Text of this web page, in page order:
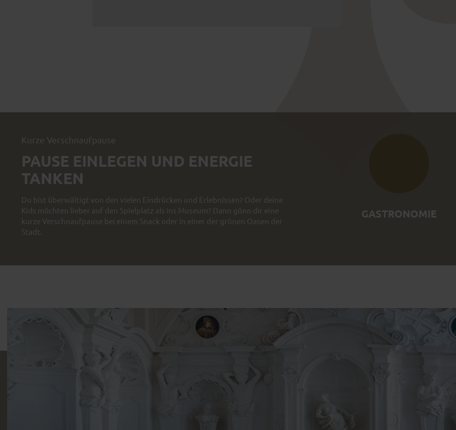
Kurze Verschnaufpause
PAUSE EINLEGEN UND ENERGIE
TANKEN
Du bist überwältigt von den vielen Eindrücken und Erlebnissen? Oder deine
Kids möchten lieber auf den Spielplatz als ins Museum? Dann gönn dir eine
kurze Verschnaufpause bei einem Snack oder in einer der grünen Oasen der
Stadt.
GASTRONOMIE